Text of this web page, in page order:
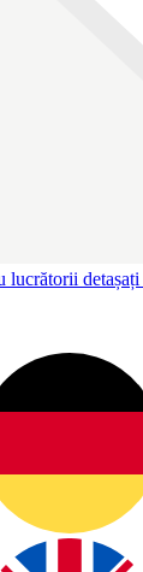
lucrătorii detașați